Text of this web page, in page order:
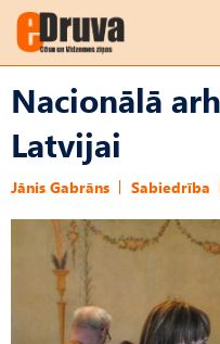
Nacionālā
Latvijai
Jānis Gabrāns Sabiedrība